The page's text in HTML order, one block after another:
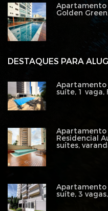
DESTAQUES PARA
Apartamento
suíte, 1 vaga,
Apartamento
Residencial
suítes,
Apartamento
suíte, 3
Apartamento
Golden